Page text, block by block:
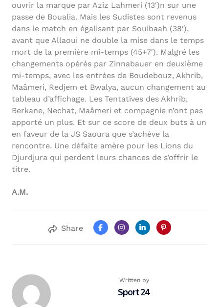
ouvrir la marque par Aziz Lahmeri (13′)n sur une
passe de Boualia. Mais les Sudistes sont revenus
dans le match en égalisant par Souibaah (38′),
avant que Allaoui ne double la mise dans le temps
mort de la première mi-temps (45+7′). Malgré les
changements opérés par Zinnabauer en deuxième
mi-temps, avec les entrées de Boudebouz, Akhrib,
Maâmeri, Redjem et Bwalya, aucun changement au
tableau d’affichage. Les Tentatives des Akhrib,
Berkane, Nechat, Maâmeri et compagnie n’ont pas
apporté un plus. Et sur ce score de deux buts à un
en faveur de la JS Saoura que s’achève la
rencontre. Une défaite amère pour les Lions du
Djurdjura qui perdent leurs chances de s’offrir le
titre.
A.M.
Share
Written by
Sport 24